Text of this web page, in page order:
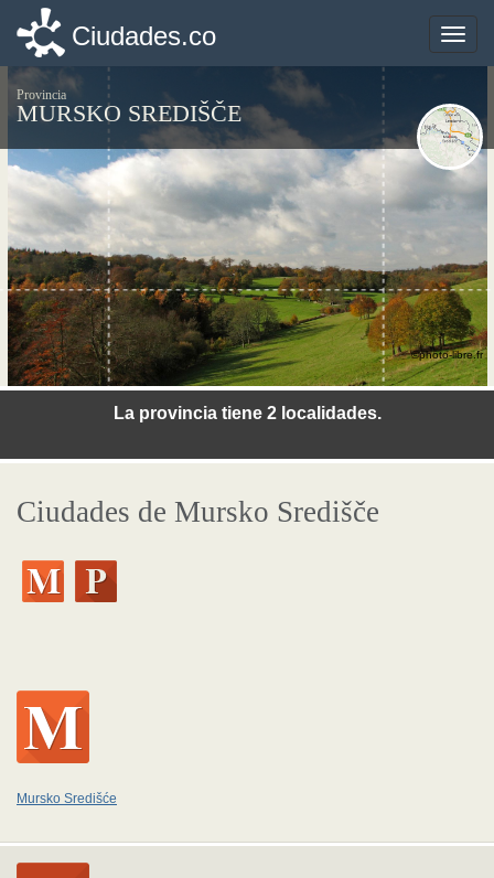
Toggle
Ciudades.co
Provincia
MURSKO SREDIŠČE
La provincia tiene 2 localidades.
©photo-libre.fr
Ciudades de Mursko Središče
Mursko Središće
Toggle
Ciudades.co